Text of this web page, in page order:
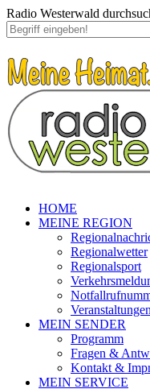
Radio Westerwald
HOME
MEINE REGION
Regionalwetter
Regionalsport
MEIN SENDER
Programm
Fragen &
Kontakt &
MEIN SERVICE